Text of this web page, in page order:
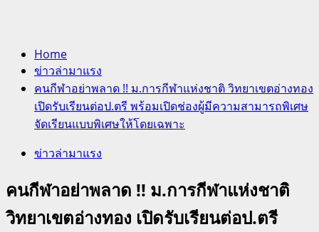
Home
ข่าวล่ามาแรง
คนกีฬาอย่าพลาด !! ม.การกีฬาแห่งชาติ วิทยาเขตอ่างทอง
เปิดรับเรียนต่อป.ตรี พร้อมเปิดช่องผู้มีความสามารถพิเศษ
จัดเรียนแบบพิเศษให้โดยเฉพาะ
ข่าวล่ามาแรง
คนกีฬาอย่าพลาด !! ม.การกีฬาแห่งชาติ
วิทยาเขตอ่างทอง เปิดรับเรียนต่อป.ตรี